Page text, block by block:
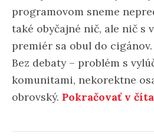
programovom sneme
také obyčajné nič, ale nič s
premiér sa obul do cigánov.
Bez debaty – problém s
komunitami, nekorektne
obrovský. Pokračovať v